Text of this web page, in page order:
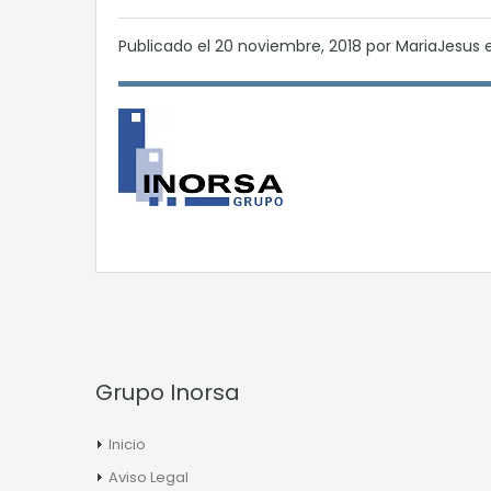
Publicado el 20 noviembre, 2018 por MariaJesus
Grupo Inorsa
Inicio
Aviso Legal